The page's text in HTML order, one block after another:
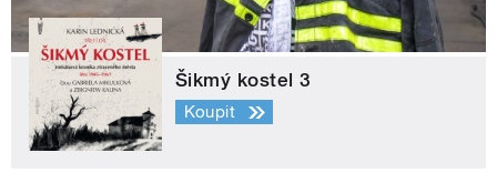
Šikmý kostel 3
Koupit